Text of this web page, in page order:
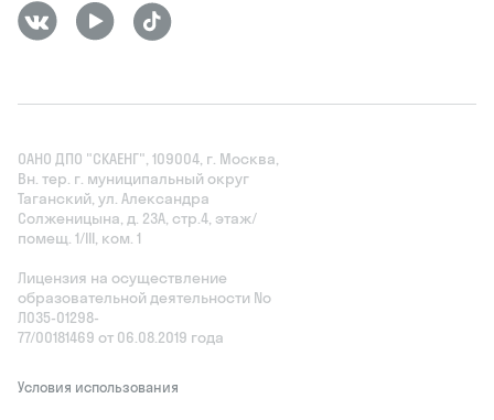
ОАНО ДПО "СКАЕНГ", 109004, г. Москва,
Вн. тер. г. муниципальный округ
Таганский, ул. Александра
Солженицына, д. 23А, стр.4, этаж/
помещ. 1/III, ком. 1
Лицензия на осуществление
образовательной деятельности No
Л035‑01298-
77/00181469 от 06.08.2019 года
Условия использования